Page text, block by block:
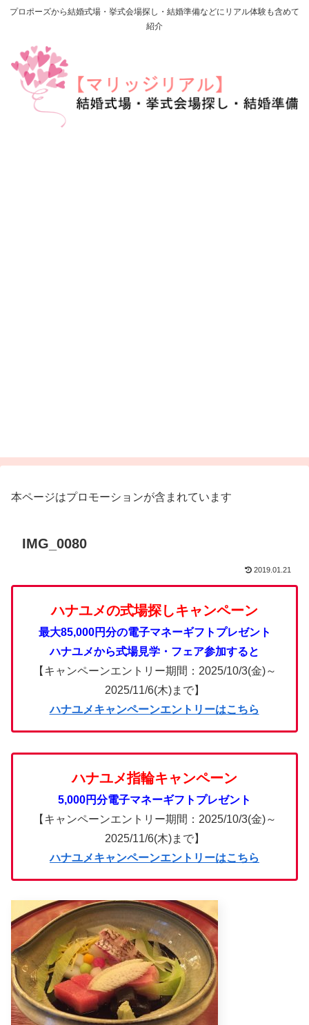
プロポーズから結婚式場・挙式会場探し・結婚準備などにリアル体験も含めて
紹介
本ページはプロモーションが含まれています
IMG_0080
2019.01.21
ハナユメの式場探しキャンペーン
最大85,000円分の電子マネーギフトプレゼント
ハナユメから式場見学・フェア参加すると
【キャンペーンエントリー期間：2025/10/3(金)～
2025/11/6(木)まで】
ハナユメキャンペーンエントリーはこちら
ハナユメ指輪キャンペーン
5,000円分電子マネーギフトプレゼント
【キャンペーンエントリー期間：2025/10/3(金)～
2025/11/6(木)まで】
ハナユメキャンペーンエントリーはこちら